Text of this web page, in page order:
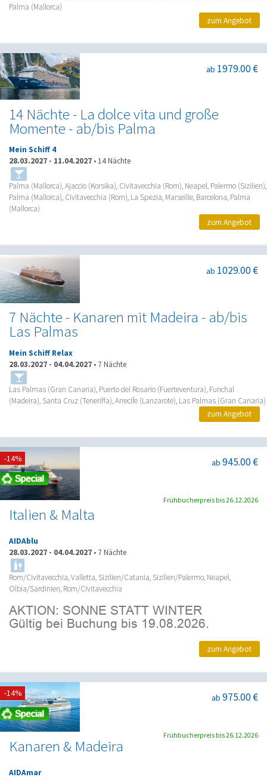
Palma (Mallorca)
zum Angebot
14 Nächte - La dolce vita und große
Momente - ab/bis Palma
ab 1979.00 €
Mein Schiff 4
28.03.2027 - 11.04.2027 • 14 Nächte
Palma (Mallorca), Ajaccio (Korsika), Civitavecchia (Rom), Neapel, Palermo (Sizilien),
Palma (Mallorca), Civitavecchia (Rom), La Spezia, Marseille, Barcelona, Palma
(Mallorca)
zum Angebot
7 Nächte - Kanaren mit Madeira - ab/bis
Las Palmas
ab 1029.00 €
Mein Schiff Relax
28.03.2027 - 04.04.2027 • 7 Nächte
Las Palmas (Gran Canaria), Puerto del Rosario (Fuerteventura), Funchal
(Madeira), Santa Cruz (Teneriffa), Arrecife (Lanzarote), Las Palmas (Gran Canaria)
zum Angebot
Italien & Malta
ab 945.00 €
AIDAblu
28.03.2027 - 04.04.2027 • 7 Nächte
Rom/Civitavecchia, Valletta, Sizilien/Catania, Sizilien/Palermo, Neapel,
Olbia/Sardinien, Rom/Civitavecchia
-14%
Frühbucherpreis bis 26.12.2026
zum Angebot
Kanaren & Madeira
ab 975.00 €
AIDAmar
-14%
Frühbucherpreis bis 26.12.2026